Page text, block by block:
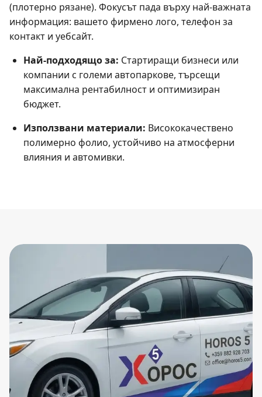
(плотерно рязане). Фокусът пада върху най-важната
информация: вашето фирмено лого, телефон за
контакт и уебсайт.
Най-подходящо за: Стартиращи бизнеси или
компании с големи автопаркове, търсещи
максимална рентабилност и оптимизиран
бюджет.
Използвани материали: Висококачествено
полимерно фолио, устойчиво на атмосферни
влияния и автомивки.